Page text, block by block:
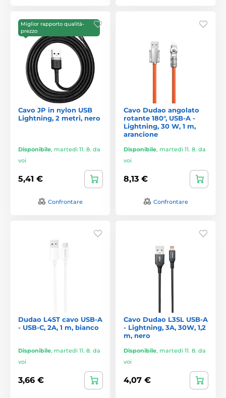
Miglior rapporto qualità-
prezzo
Cavo JP in nylon USB
Lightning, 2 metri, nero
Disponibile, martedì 11. 8. da
voi
5,41 €
Confrontare
Cavo Dudao angolato
rotante 180°, USB-A -
Lightning, 30 W, 1 m,
arancione
Disponibile, martedì 11. 8. da
voi
8,13 €
Confrontare
Dudao L4ST cavo USB-A
- USB-C, 2A, 1 m, bianco
Disponibile, martedì 11. 8. da
voi
3,66 €
Cavo Dudao L3SL USB-A
- Lightning, 3A, 30W, 1,2
m, nero
Disponibile, martedì 11. 8. da
voi
4,07 €